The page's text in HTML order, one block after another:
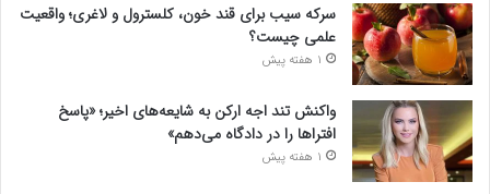
سرکه سیب برای قند خون، کلسترول و لاغری؛ واقعیت
علمی چیست؟
1 هفته پیش
واکنش تند اجه ارکن به شایعه‌های اخیر؛ «پاسخ
افتراها را در دادگاه می‌دهم»
1 هفته پیش